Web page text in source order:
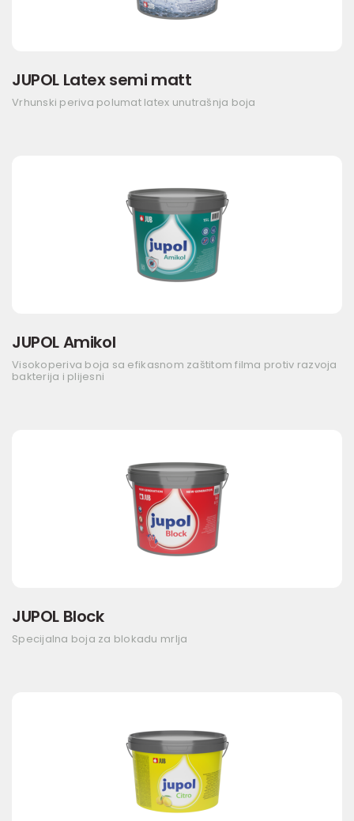
JUPOL Latex semi matt
Vrhunski periva polumat latex unutrašnja boja
JUPOL Amikol
Visokoperiva boja sa efikasnom zaštitom filma protiv razvoja
bakterija i plijesni
JUPOL Block
Specijalna boja za blokadu mrlja